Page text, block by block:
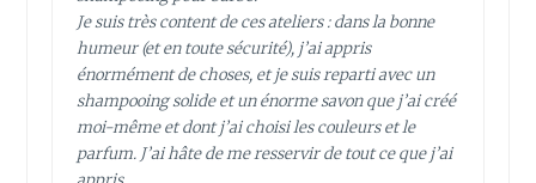
Je suis très content de ces ateliers : dans la bonne
humeur (et en toute sécurité), j’ai appris
énormément de choses, et je suis reparti avec un
shampooing solide et un énorme savon que j’ai créé
moi-même et dont j’ai choisi les couleurs et le
parfum. J’ai hâte de me resservir de tout ce que j’ai